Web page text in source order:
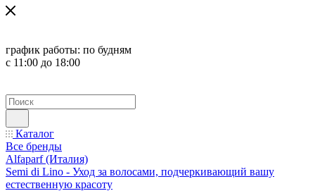
график работы: по будням
с 11:00 до 18:00
Каталог
Все бренды
Alfaparf (Италия)
Semi di Lino - Уход за волосами, подчеркивающий вашу
естественную красоту